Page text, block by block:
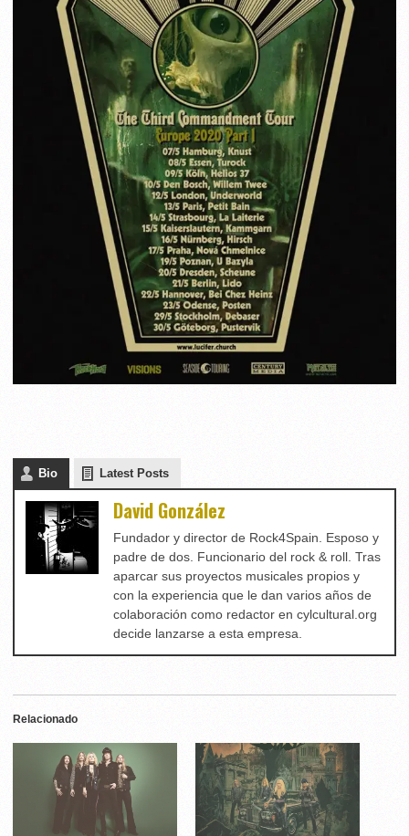
Bio Latest Posts
David González
Fundador y director de Rock4Spain. Esposo y
padre de dos. Funcionario del rock & roll. Tras
aparcar sus proyectos musicales propios y
con la experiencia que le dan varios años de
colaboración como redactor en cylcultural.org
decide lanzarse a esta empresa.
Relacionado